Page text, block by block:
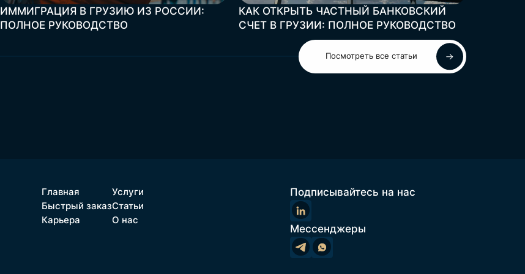
ИММИГРАЦИЯ В ГРУЗИЮ ИЗ РОССИИ:
ПОЛНОЕ РУКОВОДСТВО
КАК ОТКРЫТЬ ЧАСТНЫЙ БАНКОВСКИЙ
СЧЕТ В ГРУЗИИ: ПОЛНОЕ РУКОВОДСТВО
Посмотреть все статьи
Главная
Услуги
Быстрый заказСтатьи
Карьера
О нас
Подписывайтесь на нас
Мессенджеры